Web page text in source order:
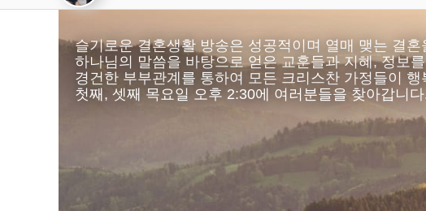
슬기로운 결혼생활 방송은 성공적이며 열매 맺는 결혼
하나님의 말씀을 바탕으로 얻은 교훈들과 지혜, 정보
경건한 부부관계를 통하여 모든 크리스찬 가정들이 행
첫째, 셋째 목요일 오후 2:30에 여러분들을 찾아갑니